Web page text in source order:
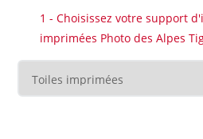
1 - Choisissez votre support
imprimées Photo des Alpes